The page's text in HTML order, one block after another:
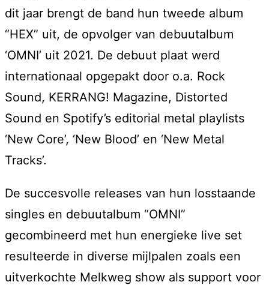
dit jaar brengt de band hun tweede album
“HEX” uit, de opvolger van debuutalbum
‘OMNI’ uit 2021. De debuut plaat werd
internationaal opgepakt door o.a. Rock
Sound, KERRANG! Magazine, Distorted
Sound en Spotify’s editorial metal playlists
‘New Core’, ‘New Blood’ en ‘New Metal
Tracks’.
De succesvolle releases van hun losstaande
singles en debuutalbum “OMNI”
gecombineerd met hun energieke live set
resulteerde in diverse mijlpalen zoals een
uitverkochte Melkweg show als support voor